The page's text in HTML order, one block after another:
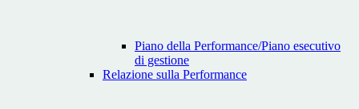
Piano della Performance/Piano esecutivo
di gestione
Relazione sulla Performance